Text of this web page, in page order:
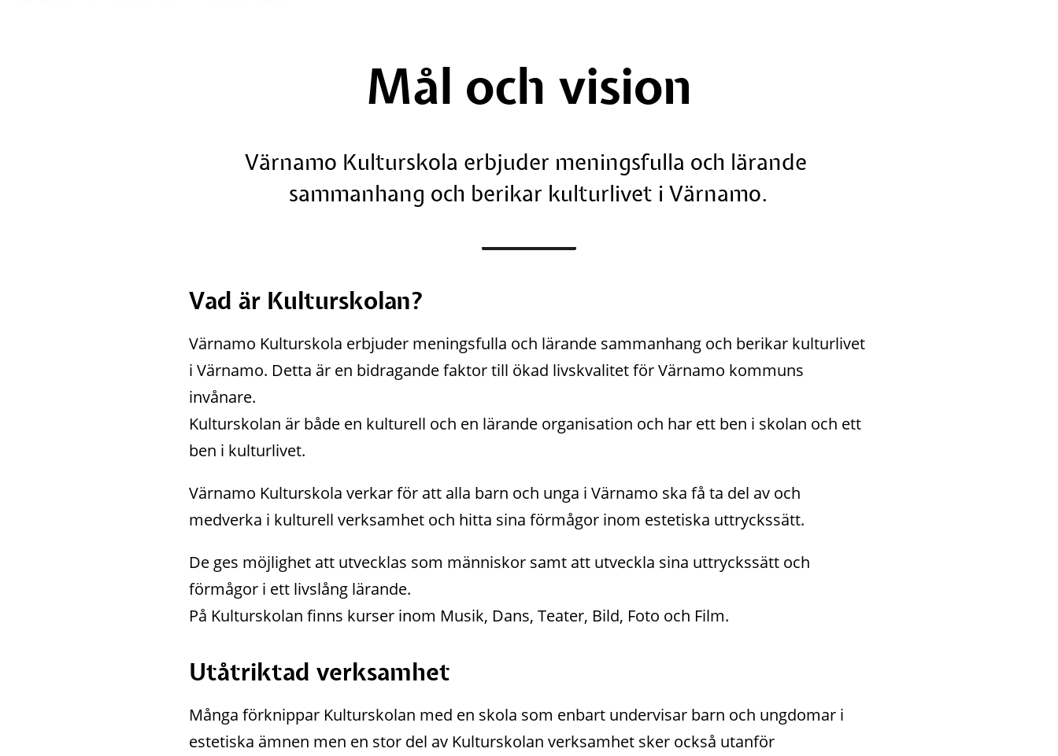
Mål och vision
Värnamo Kulturskola erbjuder meningsfulla och lärande
sammanhang och berikar kulturlivet i Värnamo.
Vad är Kulturskolan?
Värnamo Kulturskola erbjuder meningsfulla och lärande sammanhang och berikar kulturlivet
i Värnamo. Detta är en bidragande faktor till ökad livskvalitet för Värnamo kommuns
invånare.
Kulturskolan är både en kulturell och en lärande organisation och har ett ben i skolan och ett
ben i kulturlivet.
Värnamo Kulturskola verkar för att alla barn och unga i Värnamo ska få ta del av och
medverka i kulturell verksamhet och hitta sina förmågor inom estetiska uttryckssätt.
De ges möjlighet att utvecklas som människor samt att utveckla sina uttryckssätt och
förmågor i ett livslång lärande.
På Kulturskolan finns kurser inom Musik, Dans, Teater, Bild, Foto och Film.
Utåtriktad verksamhet
Många förknippar Kulturskolan med en skola som enbart undervisar barn och ungdomar i
estetiska ämnen men en stor del av Kulturskolan verksamhet sker också utanför